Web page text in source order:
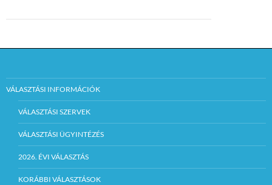
VÁLASZTÁSI INFORMÁCIÓK
VÁLASZTÁSI SZERVEK
VÁLASZTÁSI ÜGYINTÉZÉS
2026. ÉVI VÁLASZTÁS
KORÁBBI VÁLASZTÁSOK